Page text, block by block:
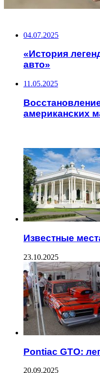
04.07.2025
«История
авто»
11.05.2025
американских
Известные
23.10.2025
Pontiac GTO:
20.09.2025